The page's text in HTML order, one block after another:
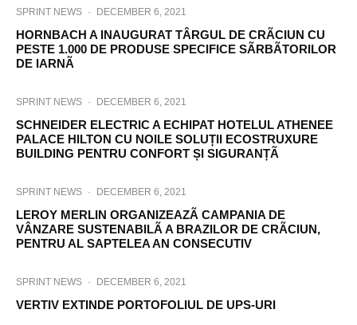
SPRINT NEWS · DECEMBER 6, 2021
HORNBACH A INAUGURAT TÂRGUL DE CRÃCIUN CU
PESTE 1.000 DE PRODUSE SPECIFICE SÃRBÃTORILOR
DE IARNÃ
SPRINT NEWS · DECEMBER 6, 2021
SCHNEIDER ELECTRIC A ECHIPAT HOTELUL ATHENEE
PALACE HILTON CU NOILE SOLUȚII ECOSTRUXURE
BUILDING PENTRU CONFORT ȘI SIGURANȚÃ
SPRINT NEWS · DECEMBER 6, 2021
LEROY MERLIN ORGANIZEAZÃ CAMPANIA DE
VÂNZARE SUSTENABILÃ A BRAZILOR DE CRÃCIUN,
PENTRU AL SAPTELEA AN CONSECUTIV
SPRINT NEWS · DECEMBER 6, 2021
VERTIV EXTINDE PORTOFOLIUL DE UPS-URI